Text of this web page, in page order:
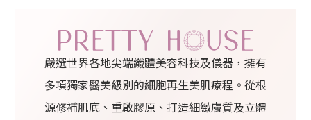
嚴選世界各地尖端纖體美容科技及儀器，擁有
多項獨家醫美級別的細胞再生美肌療程。從根
源修補肌底、重啟膠原、打造細緻膚質及立體